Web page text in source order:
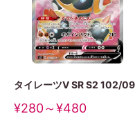
タイレーツV SR S2 102/
販
¥280～¥480